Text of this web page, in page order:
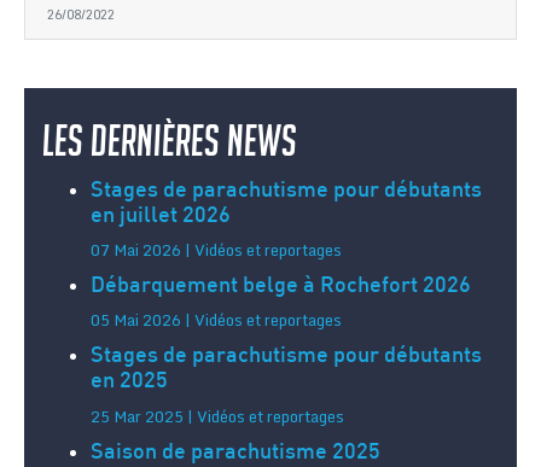
26/08/2022
Les dernières news
Stages de parachutisme pour débutants
en juillet 2026
07 Mai 2026 | Vidéos et reportages
Débarquement belge à Rochefort 2026
05 Mai 2026 | Vidéos et reportages
Stages de parachutisme pour débutants
en 2025
25 Mar 2025 | Vidéos et reportages
Saison de parachutisme 2025